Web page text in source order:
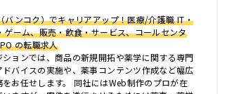
バンコク）でキャリアアップ！医療/介護職 IT・
ゲーム、販売・飲食・サービス、コールセンタ
の転職求人
ションでは、商品の新規開拓や薬学に関する専門
ドバイスの実施や、薬事コンテンツ作成など幅広
をお任せします。 同社にはWeb制作のプロが在